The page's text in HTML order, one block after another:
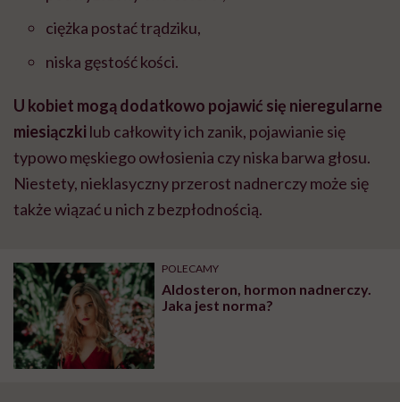
ciężka postać trądziku,
niska gęstość kości.
U kobiet mogą dodatkowo pojawić się nieregularne
miesiączki lub całkowity ich zanik, pojawianie się
typowo męskiego owłosienia czy niska barwa głosu.
Niestety, nieklasyczny przerost nadnerczy może się
także wiązać u nich z bezpłodnością.
POLECAMY
Aldosteron, hormon nadnerczy.
Jaka jest norma?